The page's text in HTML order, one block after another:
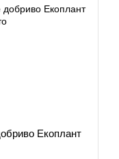
Екоплант